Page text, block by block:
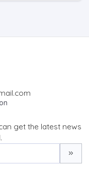
get the latest news